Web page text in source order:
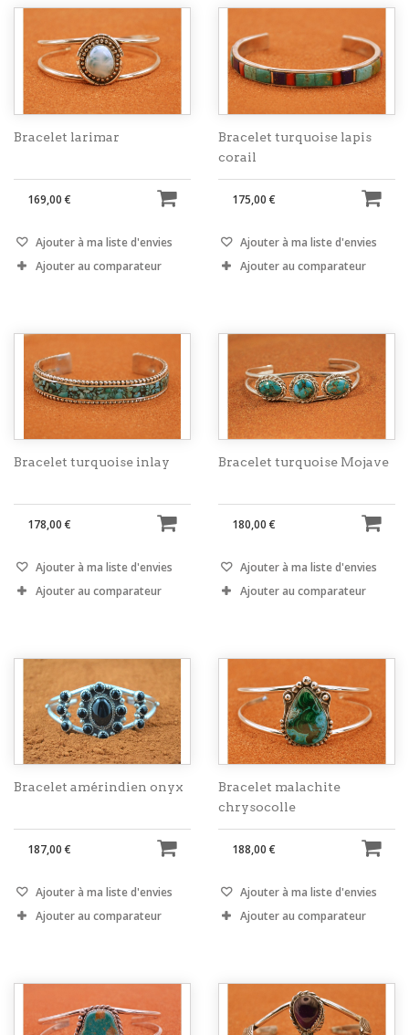
Bracelet larimar
169,00 €
Ajouter à ma liste d'envies
Ajouter au comparateur
Bracelet turquoise lapis
corail
175,00 €
Ajouter à ma liste d'envies
Ajouter au comparateur
Bracelet turquoise inlay
178,00 €
Ajouter à ma liste d'envies
Ajouter au comparateur
Bracelet turquoise Mojave
180,00 €
Ajouter à ma liste d'envies
Ajouter au comparateur
Bracelet amérindien onyx
187,00 €
Ajouter à ma liste d'envies
Ajouter au comparateur
Bracelet malachite
chrysocolle
188,00 €
Ajouter à ma liste d'envies
Ajouter au comparateur